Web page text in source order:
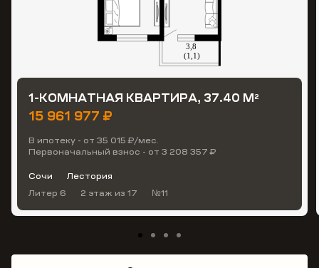
1-КОМНАТНАЯ КВАРТИРА, 37.40 М2
15 961 977 ₽
В ипотеку - от 35 015 ₽/мес.
Первоначальный взнос - от 3 208 357 ₽
Сочи
Лестория
Литер 6
2 этаж из 17 №11